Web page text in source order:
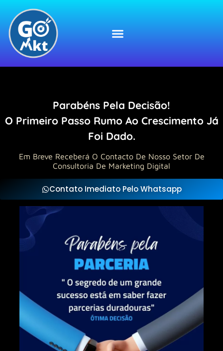
Parabéns Pela Decisão!
O Primeiro Passo Rumo Ao Crescimento Já
Foi Dado.
Em Breve Receberá O Contacto De Nosso Setor De
Consultoria De Marketing Digital
Contato Imediato Pelo Whatsapp